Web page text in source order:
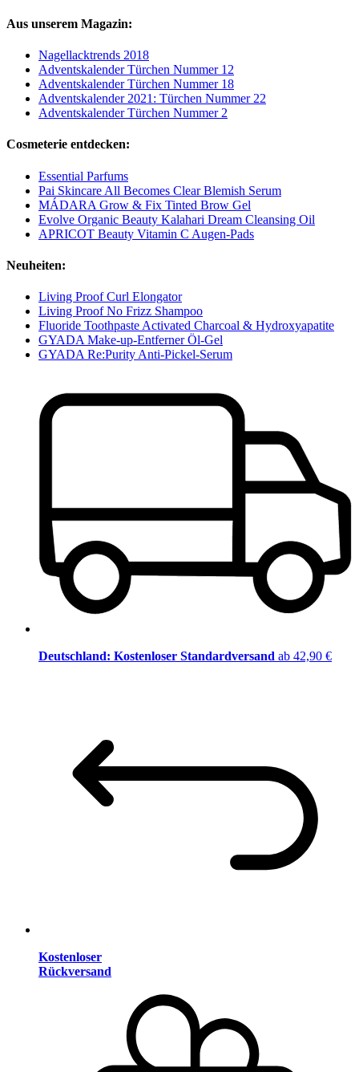
Aus unserem Magazin:
Nagellacktrends 2018
Adventskalender Türchen Nummer 12
Adventskalender Türchen Nummer 18
Adventskalender 2021: Türchen Nummer 22
Adventskalender Türchen Nummer 2
Cosmeterie entdecken:
Essential Parfums
Pai Skincare All Becomes Clear Blemish Serum
MÁDARA Grow & Fix Tinted Brow Gel
Evolve Organic Beauty Kalahari Dream Cleansing Oil
APRICOT Beauty Vitamin C Augen-Pads
Neuheiten:
Living Proof Curl Elongator
Living Proof No Frizz Shampoo
Fluoride Toothpaste Activated Charcoal & Hydroxyapatite
GYADA Make-up-Entferner Öl-Gel
GYADA Re:Purity Anti-Pickel-Serum
Deutschland: Kostenloser Standardversand ab 42,90 €
Kostenloser
Rückversand